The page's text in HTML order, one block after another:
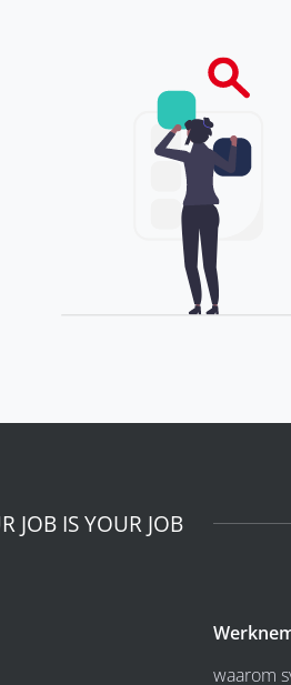
JOB IS YOUR JOB
waarom